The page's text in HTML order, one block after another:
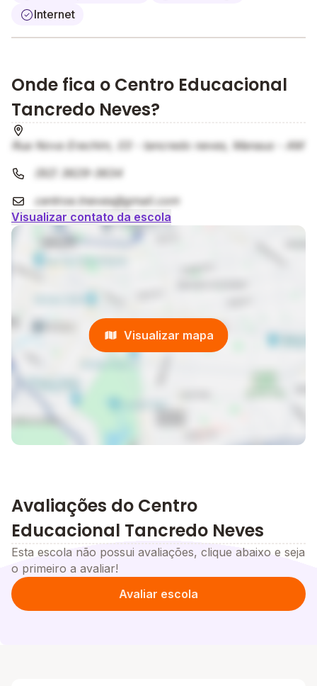
Internet
Onde fica o Centro Educacional
Tancredo Neves?
Rua Nova Erechim, 03 - tancredo neves, Manaus - AM
(92) 3629-3634
centroe.tneves@gmail.com
Visualizar contato da escola
Visualizar mapa
Avaliações do Centro
Educacional Tancredo Neves
Esta escola não possui avaliações, clique abaixo e seja
o primeiro a avaliar!
Avaliar escola